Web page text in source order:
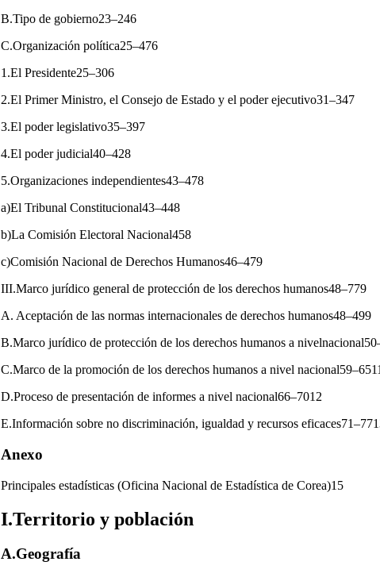
B.Tipo de gobierno23–246
C.Organización política25–476
1.El Presidente25–306
2.El Primer Ministro, el Consejo de Estado y el poder ejecutivo31–347
3.El poder legislativo35–397
4.El poder judicial40–428
5.Organizaciones independientes43–478
a)El Tribunal Constitucional43–448
b)La Comisión Electoral Nacional458
c)Comisión Nacional de Derechos Humanos46–479
III.Marco jurídico general de protección de los derechos humanos48–779
A. Aceptación de las normas internacionales de derechos humanos48–499
B.Marco jurídico de protección de los derechos humanos a
C.Marco de la promoción de los derechos humanos a nivel nacional59–6511
D.Proceso de presentación de informes a nivel nacional66–7012
E.Información sobre no discriminación, igualdad y recursos
Anexo
Principales estadísticas (Oficina Nacional de Estadística de Corea)15
I.Territorio y población
A.Geografía